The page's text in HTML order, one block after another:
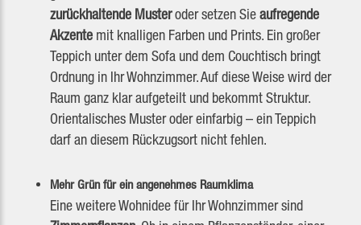
zurückhaltende Musteroder setzen Sieaufregende
Akzente mit knalligen Farben und Prints. Ein großer
Teppich unter dem Sofa und dem Couchtisch bringt
Ordnung in Ihr Wohnzimmer. Auf diese Weise wird der
Raum ganz klar aufgeteilt und bekommt Struktur.
Orientalisches Muster oder einfarbig – ein Teppich
darf an diesem Rückzugsort nicht fehlen.
Mehr Grün für ein angenehmes Raumklima
Eine weitere Wohnidee für Ihr Wohnzimmer sind